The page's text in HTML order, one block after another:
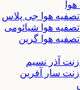
هوا جی پلاس
هوا شیائومی
هوا گرین
آذر نسیم
سار آفرین